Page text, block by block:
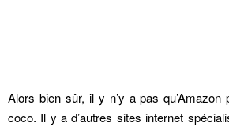
Alors bien sûr, il y n’y a pas
coco. Il y a d’autres sites internet